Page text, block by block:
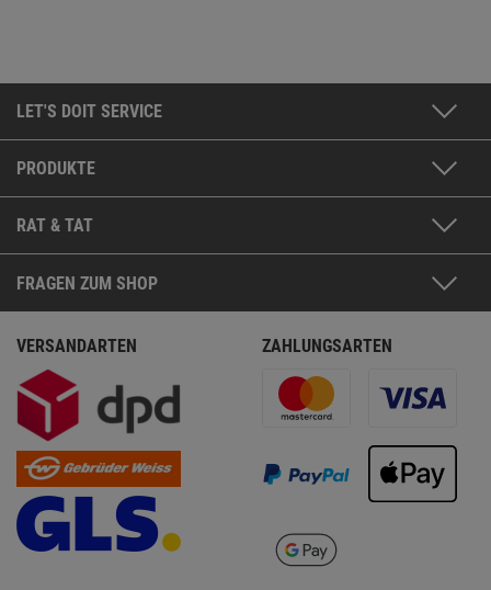
LET'S DOIT SERVICE
PRODUKTE
RAT & TAT
FRAGEN ZUM SHOP
VERSANDARTEN ZAHLUNGSARTEN